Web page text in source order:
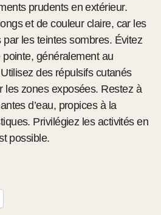
prudents en extérieur.
et de couleur claire, car les
les teintes sombres. Évitez
généralement au
des répulsifs cutanés
les zones exposées. Restez à
d’eau, propices à la
Privilégiez les activités en
possible.